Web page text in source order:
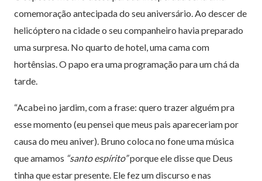
comemoração antecipada do seu aniversário. Ao descer de
helicóptero na cidade o seu companheiro havia preparado
uma surpresa. No quarto de hotel, uma cama com
hortênsias. O papo era uma programação para um chá da
tarde.
“Acabei no jardim, com a frase: quero trazer alguém pra
esse momento (eu pensei que meus pais apareceriam por
causa do meu aniver). Bruno coloca no fone uma música
que amamos “santo espírito”porque ele disse que Deus
tinha que estar presente. Ele fez um discurso e nas